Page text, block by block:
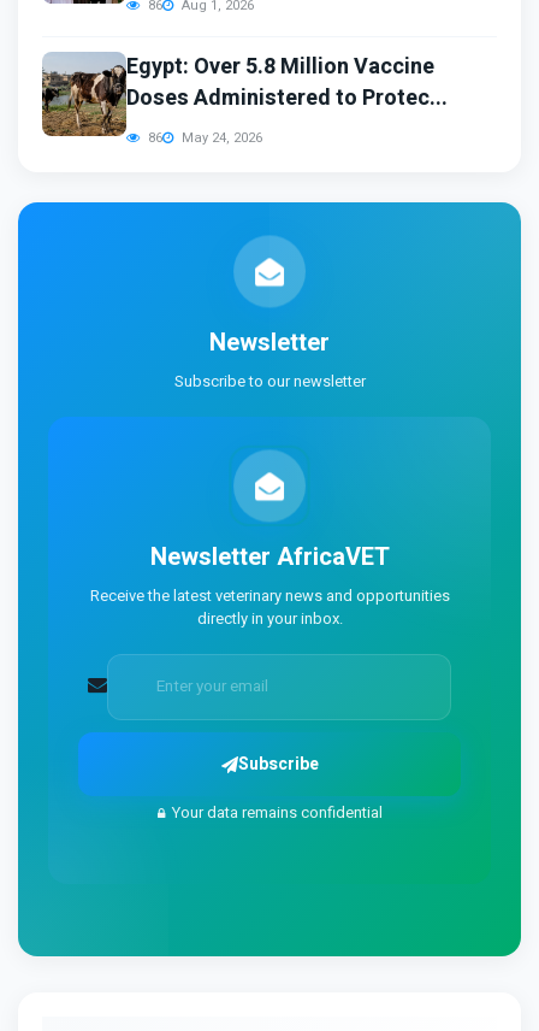
86 Aug 1, 2026
Egypt: Over 5.8 Million Vaccine
Doses Administered to Protec...
86 May 24, 2026
Newsletter
Subscribe to our newsletter
Newsletter AfricaVET
Receive the latest veterinary news and opportunities
directly in your inbox.
Subscribe
Your data remains confidential